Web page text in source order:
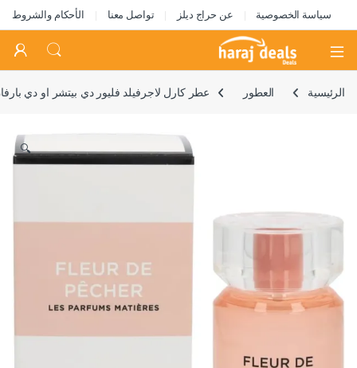
سياسة الخصوصية عن حراج ديلز تواصل معنا الأحكام والشروط
Open
الرئيسية العطور عطر كارل لاجرفيلد فليور دي بيتشر او دي بارفان
🔍